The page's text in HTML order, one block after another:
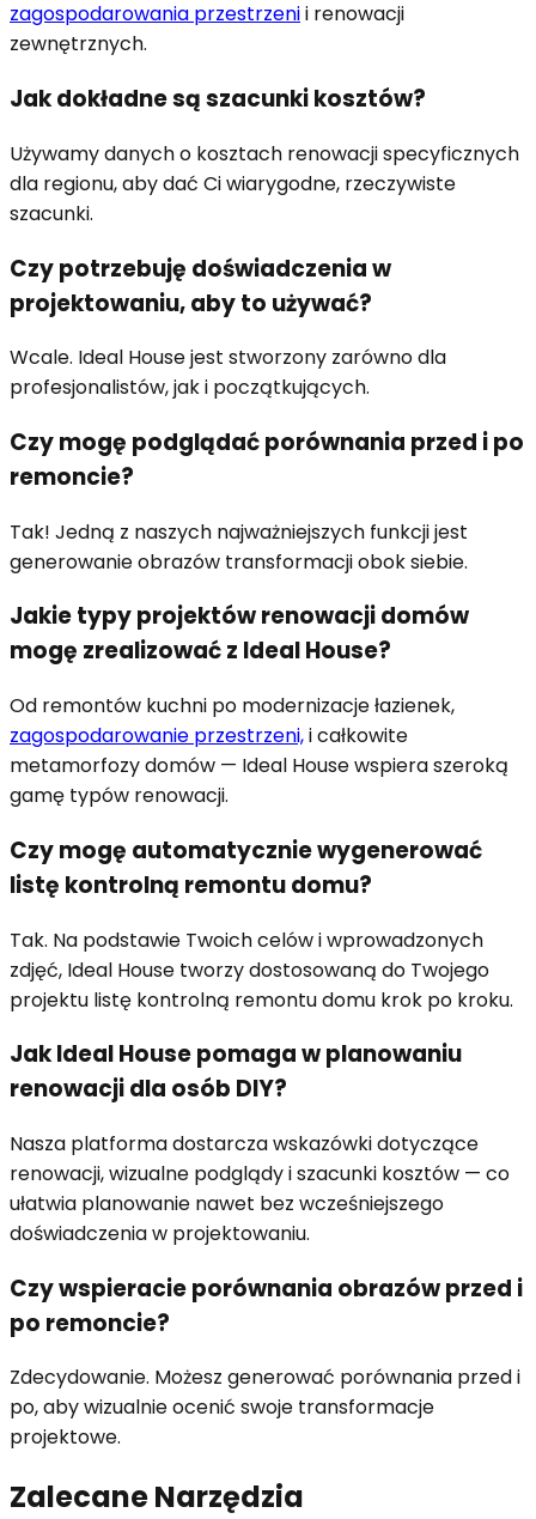
zagospodarowania przestrzenii renowacji
zewnętrznych.
Jak dokładne są szacunki kosztów?
Używamy danych o kosztach renowacji specyficznych
dla regionu, aby dać Ci wiarygodne, rzeczywiste
szacunki.
Czy potrzebuję doświadczenia w
projektowaniu, aby to używać?
Wcale. Ideal House jest stworzony zarówno dla
profesjonalistów, jak i początkujących.
Czy mogę podglądać porównania przed i po
remoncie?
Tak! Jedną z naszych najważniejszych funkcji jest
generowanie obrazów transformacji obok siebie.
Jakie typy projektów renowacji domów
mogę zrealizować z Ideal House?
Od remontów kuchni po modernizacje łazienek,
zagospodarowanie przestrzeni,i całkowite
metamorfozy domów — Ideal House wspiera szeroką
gamę typów renowacji.
Czy mogę automatycznie wygenerować
listę kontrolną remontu domu?
Tak. Na podstawie Twoich celów i wprowadzonych
zdjęć, Ideal House tworzy dostosowaną do Twojego
projektu listę kontrolną remontu domu krok po kroku.
Jak Ideal House pomaga w planowaniu
renowacji dla osób DIY?
Nasza platforma dostarcza wskazówki dotyczące
renowacji, wizualne podglądy i szacunki kosztów — co
ułatwia planowanie nawet bez wcześniejszego
doświadczenia w projektowaniu.
Czy wspieracie porównania obrazów przed i
po remoncie?
Zdecydowanie. Możesz generować porównania przed i
po, aby wizualnie ocenić swoje transformacje
projektowe.
Zalecane Narzędzia